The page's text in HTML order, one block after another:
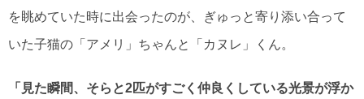
を眺めていた時に出会ったのが、ぎゅっと寄り添い合って
いた子猫の「アメリ」ちゃんと「カヌレ」くん。
「見た瞬間、そらと2匹がすごく仲良くしている光景が浮か